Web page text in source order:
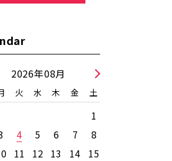
2026年08月
火 水 木 金 土
1
4 5 6 7
8
11 12 13 14
15